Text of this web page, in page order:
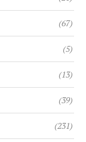
(67)
(5)
(13)
(39)
(231)